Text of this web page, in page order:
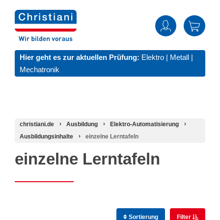
Hier geht es zur aktuellen Prüfung: Elektro | Metall |
Mechatronik
christiani.de Ausbildung
Elektro-Automatisierung
Ausbildungsinhalte
einzelne Lerntafeln
einzelne Lerntafeln
Sortierung Filter